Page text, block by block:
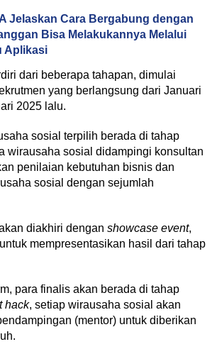
Jelaskan Cara Bergabung dengan
Bisa Melakukannya Melalui
Aplikasi
dari beberapa tahapan, dimulai
yang berlangsung dari Januari
2025 lalu.
sosial terpilih berada di tahap
wirausaha sosial didampingi konsultan
penilaian kebutuhan bisnis dan
sosial dengan sejumlah
diakhiri dengan showcase event,
mempresentasikan hasil dari tahap
para finalis akan berada di tahap
hack, setiap wirausaha sosial akan
(mentor) untuk diberikan